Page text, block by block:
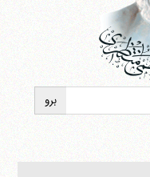
منتظری، كوچه